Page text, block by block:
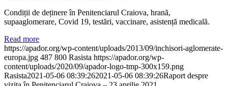
Condiții de deținere în Penitenciarul Craiova, hrană,
supaaglomerare, Covid 19, testări, vaccinare, asistență medicală.
Read more
https://apador.org/wp-content/uploads/2013/09/inchisori-aglomerate-
europa.jpg 487 800 Rasista https://apador.org/wp-
content/uploads/2020/09/apador-logo-tmp-300x159.png
Rasista2021-05-06 08:39:262021-05-06 08:39:26Raport despre